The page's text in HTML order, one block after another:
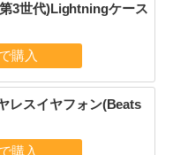
3世代)Lightningケース
レスイヤフォン(Beats